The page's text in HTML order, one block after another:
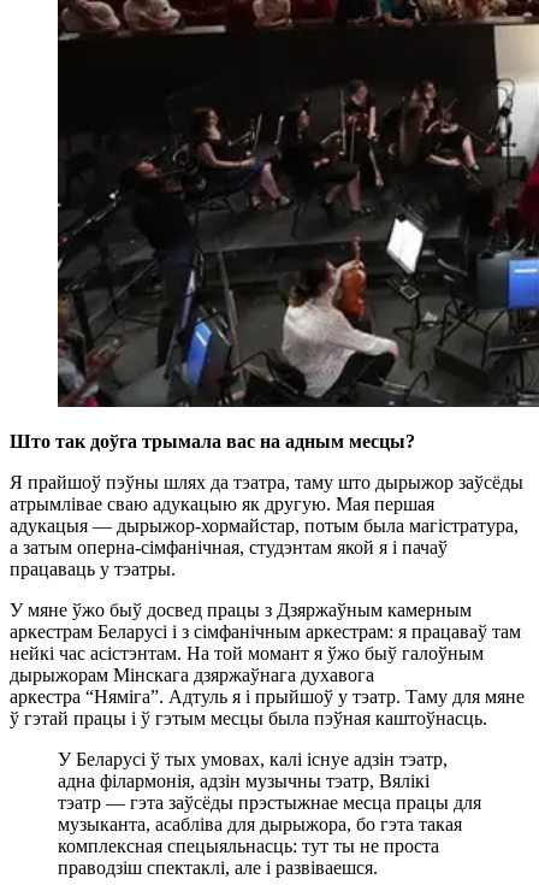
Што так доўга трымала вас на адным месцы?
Я прайшоў пэўны шлях да тэатра, таму што дырыжор заўсёды
атрымлівае сваю адукацыю як другую. Мая першая
адукацыя — дырыжор-хормайстар, потым была магістратура,
а затым оперна-сімфанічная, студэнтам якой я і пачаў
працаваць у тэатры.
У мяне ўжо быў досвед працы з Дзяржаўным камерным
аркестрам Беларусі і з сімфанічным аркестрам: я працаваў там
нейкі час асістэнтам. На той момант я ўжо быў галоўным
дырыжорам Мінскага дзяржаўнага духавога
аркестра “Няміга”. Адтуль я і прыйшоў у тэатр. Таму для мяне
ў гэтай працы і ў гэтым месцы была пэўная каштоўнасць.
У Беларусі ў тых умовах, калі існуе адзін тэатр,
адна філармонія, адзін музычны тэатр, Вялікі
тэатр — гэта заўсёды прэстыжнае месца працы для
музыканта, асабліва для дырыжора, бо гэта такая
комплексная спецыяльнасць: тут ты не проста
праводзіш спектаклі, але і развіваешся.